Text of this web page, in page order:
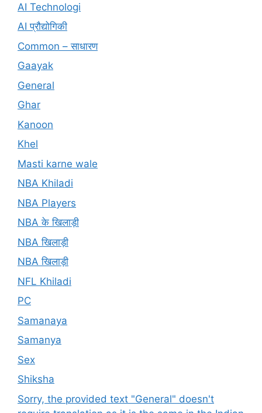
AI Technologi
AI प्रौद्योगिकी
Common – साधारण
Gaayak
General
Ghar
Kanoon
Khel
Masti karne wale
NBA Khiladi
NBA Players
NBA के खिलाड़ी
NBA खिलाड़ी
NBA खिलाड़ी
NFL Khiladi
PC
Samanaya
Samanya
Sex
Shiksha
Sorry, the provided text "General" doesn't